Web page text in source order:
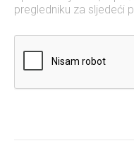
pregledniku za sljedeći